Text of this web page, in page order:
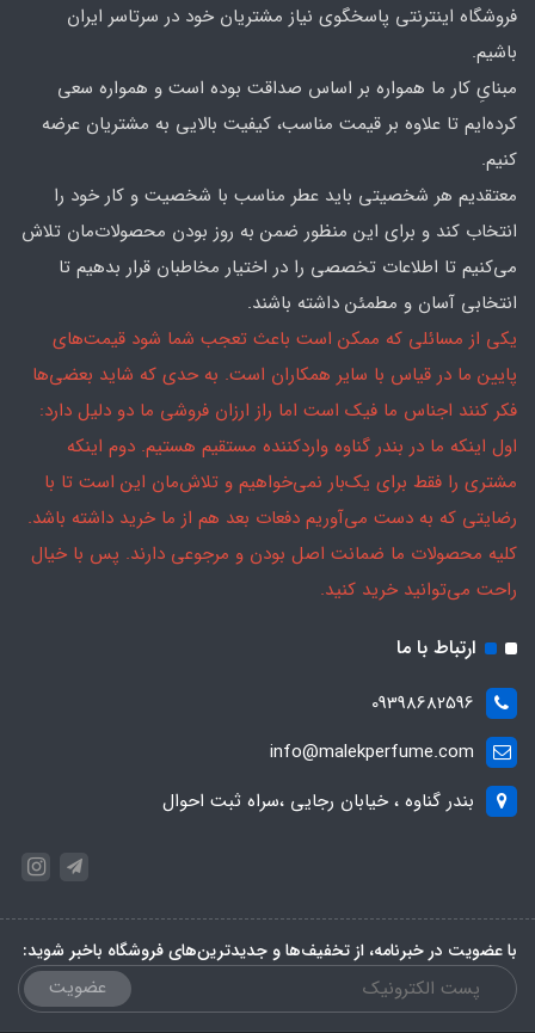
فروشگاه اینترنتی پاسخگوی نیاز مشتریان خود در سرتاسر ایران
باشیم.
مبنایِ کار ما همواره بر اساس صداقت بوده است و همواره سعی
کرده‌ایم تا علاوه بر قیمت مناسب، کیفیت بالایی به مشتریان عرضه
کنیم.
معتقدیم هر شخصیتی باید عطر مناسب با شخصیت و کار خود را
انتخاب کند و برای این منظور ضمن به روز بودن محصولات‌مان تلاش
می‌کنیم تا اطلاعات تخصصی را در اختیار مخاطبان قرار بدهیم تا
انتخابی آسان و مطمئن داشته باشند.
یکی از مسائلی که ممکن است باعث تعجب شما شود قیمت‌های
پایین ما در قیاس با سایر همکاران است. به حدی که شاید بعضی‌ها
فکر کنند اجناس ما فیک است اما راز ارزان فروشی ما دو دلیل دارد:
اول اینکه ما در بندر گناوه واردکننده مستقیم هستیم. دوم اینکه
مشتری را فقط برای یک‌بار نمی‌خواهیم و تلاش‌مان این است تا با
رضایتی که به دست می‌آوریم دفعات بعد هم از ما خرید داشته باشد.
کلیه محصولات ما ضمانت اصل بودن و مرجوعی دارند. پس با خیال
راحت می‌توانید خرید کنید.
ارتباط با ما
09398682596
info@malekperfume.com
بندر گناوه ، خیابان رجایی ،سراه ثبت احوال
با عضویت در خبرنامه، از تخفیف‌ها و جدیدترین‌های فروشگاه باخبر شوید:
عضویت